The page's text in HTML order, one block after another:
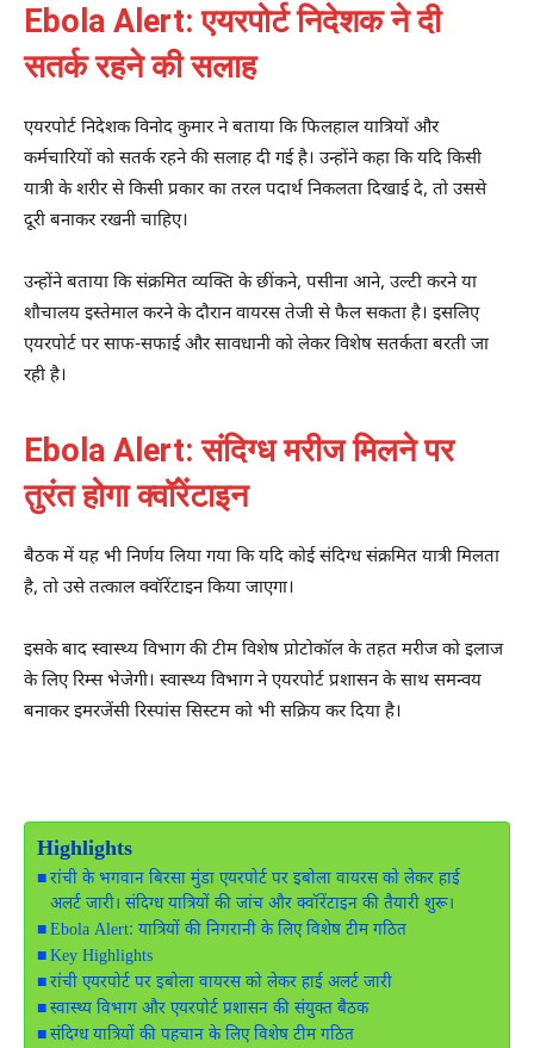
Ebola Alert: एयरपोर्ट निदेशक ने दी
सतर्क रहने की सलाह
एयरपोर्ट निदेशक विनोद कुमार ने बताया कि फिलहाल यात्रियों और
कर्मचारियों को सतर्क रहने की सलाह दी गई है। उन्होंने कहा कि यदि किसी
यात्री के शरीर से किसी प्रकार का तरल पदार्थ निकलता दिखाई दे, तो उससे
दूरी बनाकर रखनी चाहिए।
उन्होंने बताया कि संक्रमित व्यक्ति के छींकने, पसीना आने, उल्टी करने या
शौचालय इस्तेमाल करने के दौरान वायरस तेजी से फैल सकता है। इसलिए
एयरपोर्ट पर साफ-सफाई और सावधानी को लेकर विशेष सतर्कता बरती जा
रही है।
Ebola Alert: संदिग्ध मरीज मिलने पर
तुरंत होगा क्वॉरेंटाइन
बैठक में यह भी निर्णय लिया गया कि यदि कोई संदिग्ध संक्रमित यात्री मिलता
है, तो उसे तत्काल क्वॉरेंटाइन किया जाएगा।
इसके बाद स्वास्थ्य विभाग की टीम विशेष प्रोटोकॉल के तहत मरीज को इलाज
के लिए रिम्स भेजेगी। स्वास्थ्य विभाग ने एयरपोर्ट प्रशासन के साथ समन्वय
बनाकर इमरजेंसी रिस्पांस सिस्टम को भी सक्रिय कर दिया है।
Highlights
रांची के भगवान बिरसा मुंडा एयरपोर्ट पर इबोला वायरस को लेकर हाई
अलर्ट जारी। संदिग्ध यात्रियों की जांच और क्वॉरेंटाइन की तैयारी शुरू।
Ebola Alert: यात्रियों की निगरानी के लिए विशेष टीम गठित
Key Highlights
रांची एयरपोर्ट पर इबोला वायरस को लेकर हाई अलर्ट जारी
स्वास्थ्य विभाग और एयरपोर्ट प्रशासन की संयुक्त बैठक
संदिग्ध यात्रियों की पहचान के लिए विशेष टीम गठित